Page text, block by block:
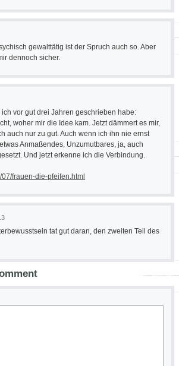
gewalttätig ist der Spruch auch so. Aber
dennoch sicher.
vor gut drei Jahren geschrieben habe:
woher mir die Idee kam. Jetzt dämmert es mir,
auch nur zu gut. Auch wenn ich ihn nie ernst
Anmaßendes, Unzumutbares, ja, auch
Und jetzt erkenne ich die Verbindung.
frauen-die-pfeifen.html
tat gut daran, den zweiten Teil des